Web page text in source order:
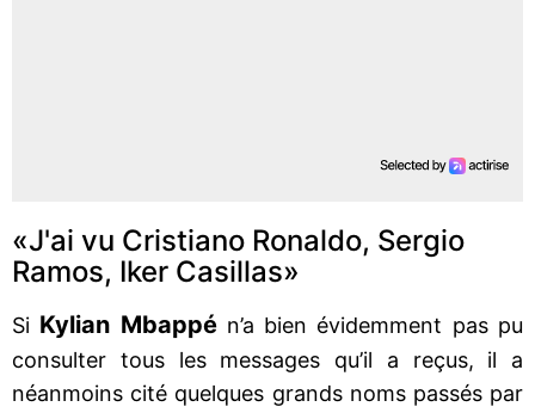
«J'ai vu Cristiano Ronaldo, Sergio
Ramos, Iker Casillas»
Si Kylian Mbappén’a bien évidemment pas pu
consulter tous les messages qu’il a reçus, il a
néanmoins cité quelques grands noms passés par